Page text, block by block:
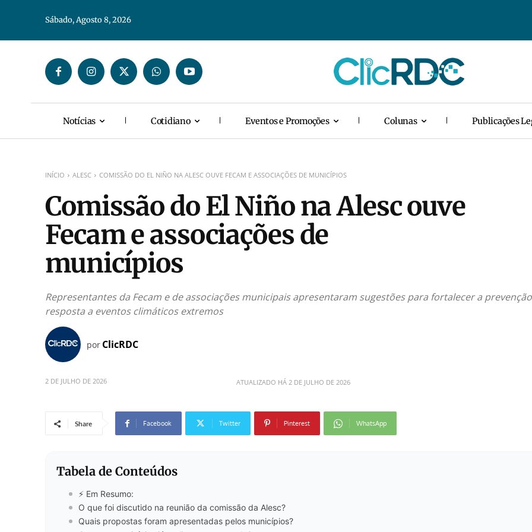
Sábado, Agosto 8, 2026
Notícias Cotidiano Eventos e Promoções Colunas Publicações
INÍCIO ALESC COMISSÃO DO EL NIÑO NA ALESC OUVE FECAM E ASSOCIAÇÕES DE MUNICÍPIOS
Comissão do El Niño na Alesc ouve
Fecam e associações de
municípios
Representantes da Fecam e de associações municipais apresentaram sugestões para fortalecer a
resposta a eventos climáticos extremos
por ClicRDC
2 DE JULHO DE 2026 ATUALIZADO HÁ 2 DE JULHO DE 2026
Share Facebook Twitter Pinterest WhatsApp
Tabela de Conteúdos
⚡ Em Resumo:
O que foi discutido na reunião da comissão da Alesc?
Quais propostas foram apresentadas pelos municípios?